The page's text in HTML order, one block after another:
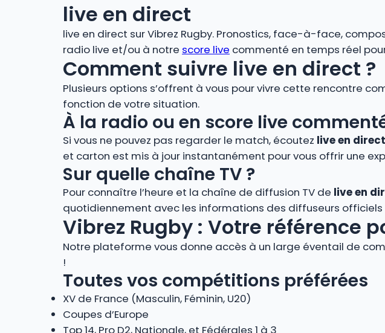
live en direct
live en direct sur Vibrez Rugby. Pronostics, face-à-face,
radio live et/ou à notre score live commenté en temps réel
Comment suivre live en direct ?
Plusieurs options s’offrent à vous pour vivre cette rencontre
fonction de votre situation.
À la radio ou en score live
Si vous ne pouvez pas regarder le match, écoutez live en direct
et carton est mis à jour instantanément pour vous offrir une
Sur quelle chaîne TV ?
Pour connaître l’heure et la chaîne de diffusion TV de live en
quotidiennement avec les informations des diffuseurs officiels
Vibrez Rugby : Votre référence
Notre plateforme vous donne accès à un large éventail de
!
Toutes vos compétitions préférées
XV de France (Masculin, Féminin, U20)
Coupes d’Europe
Top 14, Pro D2, Nationale, et Fédérales 1 à 3